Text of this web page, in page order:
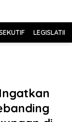
LEGISLATIF